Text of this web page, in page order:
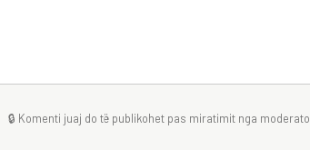
🔒 Komenti juaj do të publikohet pas miratimit nga